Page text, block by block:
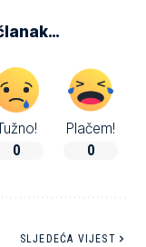
0
Plačem!
0
SLJEDEĆA VIJEST